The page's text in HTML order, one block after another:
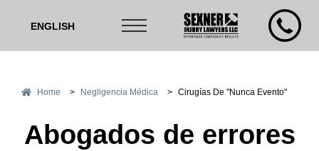
ENGLISH
Home > Negligencia Médica > Cirugías De "Nunca Evento"
Abogados de errores